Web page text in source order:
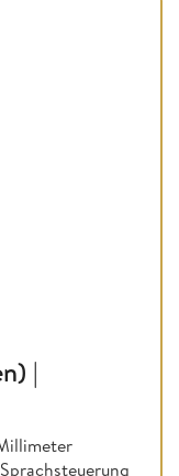
|